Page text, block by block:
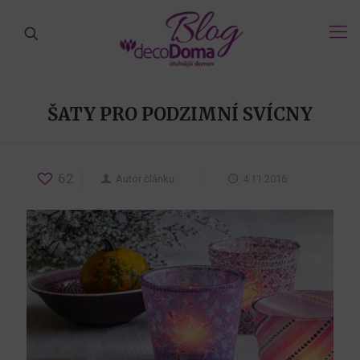
ŠATY PRO PODZIMNÍ SVÍCNY
62 Autor článku: 4.11.2016